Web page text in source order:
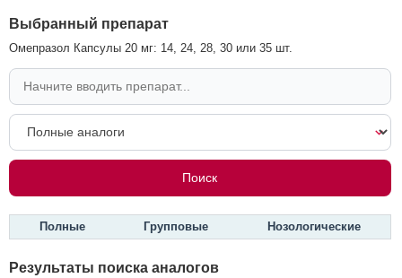
Выбранный препарат
Омепразол Капсулы 20 мг: 14, 24, 28, 30 или 35 шт.
Полные Групповые Нозологические
Результаты поиска аналогов